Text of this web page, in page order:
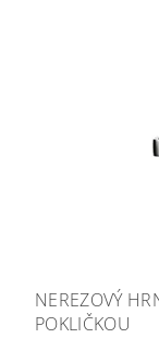
NEREZOVÝ
POKLIČKOU